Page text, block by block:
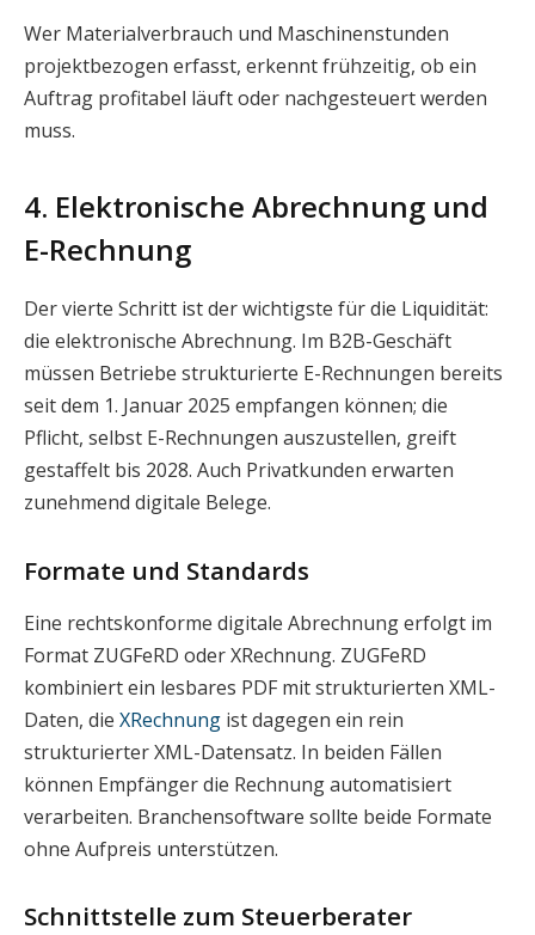
Wer Materialverbrauch und Maschinenstunden
projektbezogen erfasst, erkennt frühzeitig, ob ein
Auftrag profitabel läuft oder nachgesteuert werden
muss.
4. Elektronische Abrechnung und
E-Rechnung
Der vierte Schritt ist der wichtigste für die Liquidität:
die elektronische Abrechnung. Im B2B-Geschäft
müssen Betriebe strukturierte E-Rechnungen bereits
seit dem 1. Januar 2025 empfangen können; die
Pflicht, selbst E-Rechnungen auszustellen, greift
gestaffelt bis 2028. Auch Privatkunden erwarten
zunehmend digitale Belege.
Formate und Standards
Eine rechtskonforme digitale Abrechnung erfolgt im
Format ZUGFeRD oder XRechnung. ZUGFeRD
kombiniert ein lesbares PDF mit strukturierten XML-
Daten, die XRechnung ist dagegen ein rein
strukturierter XML-Datensatz. In beiden Fällen
können Empfänger die Rechnung automatisiert
verarbeiten. Branchensoftware sollte beide Formate
ohne Aufpreis unterstützen.
Schnittstelle zum Steuerberater